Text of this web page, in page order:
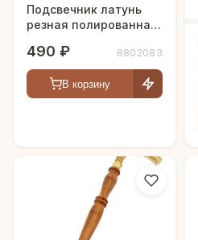
Подсвечник латунь
резная полированная
490 ₽ 8802083
В корзину